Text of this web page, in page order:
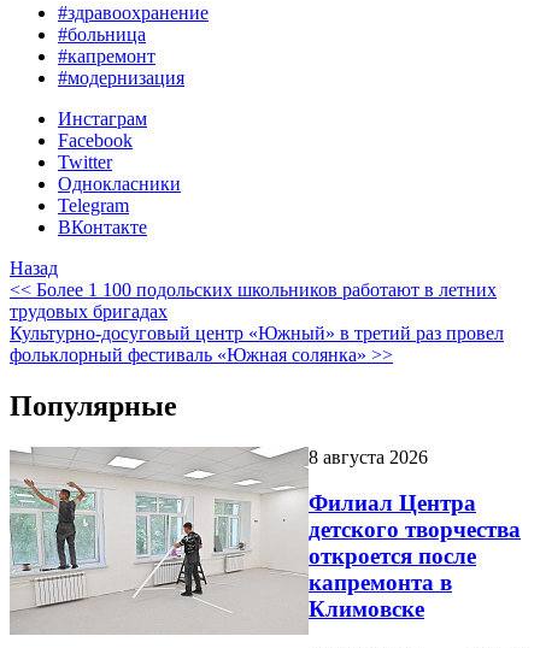
#здравоохранение
#больница
#капремонт
#модернизация
Инстаграм
Facebook
Twitter
Однокласники
Telegram
ВКонтакте
Назад
<< Более 1 100 подольских школьников работают в летних
трудовых бригадах
Культурно-досуговый центр «Южный» в третий раз провел
фольклорный фестиваль «Южная солянка» >>
Популярные
8 августа 2026
Филиал Центра
детского творчества
откроется после
капремонта в
Климовске